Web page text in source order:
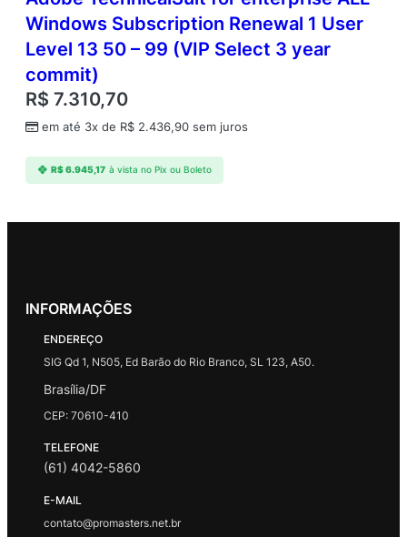
Windows Subscription Renewal 1 User
Level 13 50 – 99 (VIP Select 3 year
commit)
R$ 7.310,70
em até 3x de R$ 2.436,90 sem juros
R$6.945,17 à vista no Pix ou Boleto
INFORMAÇÕES
ENDEREÇO
SIG Qd 1, N505, Ed Barão do Rio Branco, SL 123, A50.
Brasília/DF
CEP: 70610-410
TELEFONE
(61) 4042-5860
E-MAIL
contato@promasters.net.br